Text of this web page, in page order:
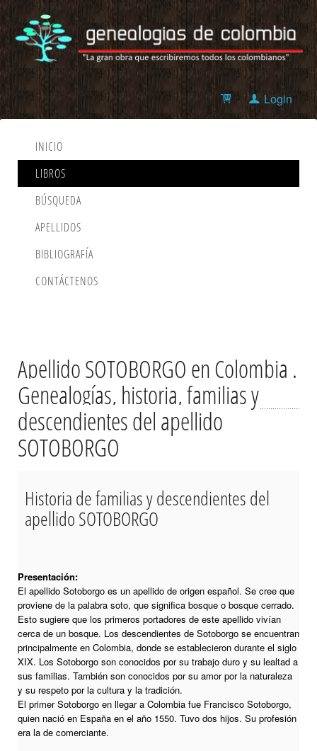
Login
INICIO
LIBROS
BÚSQUEDA
APELLIDOS
BIBLIOGRAFÍA
CONTÁCTENOS
Apellido SOTOBORGO en Colombia .
Genealogías, historia, familias y
descendientes del apellido
SOTOBORGO
Historia de familias y descendientes del
apellido SOTOBORGO
Presentación:
El apellido Sotoborgo es un apellido de origen español. Se cree que
proviene de la palabra soto, que significa bosque o bosque cerrado.
Esto sugiere que los primeros portadores de este apellido vivían
cerca de un bosque. Los descendientes de Sotoborgo se encuentran
principalmente en Colombia, donde se establecieron durante el siglo
XIX. Los Sotoborgo son conocidos por su trabajo duro y su lealtad a
sus familias. También son conocidos por su amor por la naturaleza
y su respeto por la cultura y la tradición.
El primer Sotoborgo en llegar a Colombia fue Francisco Sotoborgo,
quien nació en España en el año 1550. Tuvo dos hijos. Su profesión
era la de comerciante.